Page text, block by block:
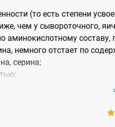
(то есть степени
чем у сывороточного,
аминокислотному
немного отстает по
серина;
защищает